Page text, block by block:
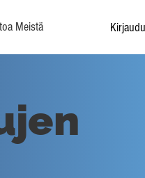
Meistä